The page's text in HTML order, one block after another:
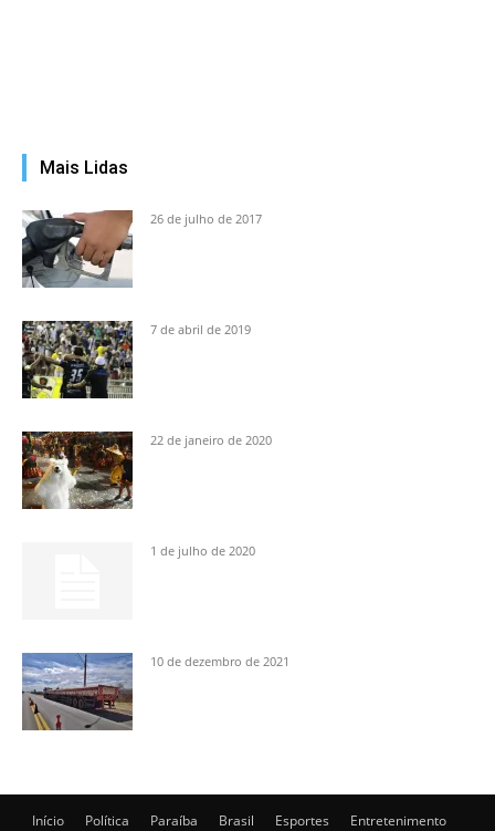
Mais Lidas
26 de julho de 2017
7 de abril de 2019
22 de janeiro de 2020
1 de julho de 2020
10 de dezembro de 2021
Início Política Paraíba Brasil Esportes Entretenimento